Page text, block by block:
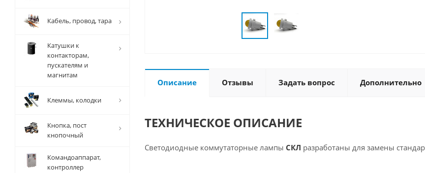
Описание Отзывы Задать вопрос Дополнительно
ТЕХНИЧЕСКОЕ ОПИСАНИЕ
Светодиодные коммутаторные лампы СКЛ разработаны для замены
Кабель, провод, тара
Катушки к
контакторам,
пускателям и
магнитам
Клеммы, колодки
Кнопка, пост
кнопочный
Командоаппарат,
контроллер